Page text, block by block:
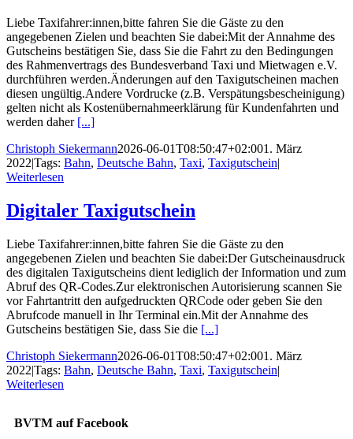
Liebe Taxifahrer:innen,bitte fahren Sie die Gäste zu den
angegebenen Zielen und beachten Sie dabei:Mit der Annahme des
Gutscheins bestätigen Sie, dass Sie die Fahrt zu den Bedingungen
des Rahmenvertrags des Bundesverband Taxi und Mietwagen e.V.
durchführen werden.Änderungen auf den Taxigutscheinen machen
diesen ungültig.Andere Vordrucke (z.B. Verspätungsbescheinigung)
gelten nicht als Kostenübernahmeerklärung für Kundenfahrten und
werden daher [...]
Christoph Siekermann2026-06-01T08:50:47+02:001. März
2022|Tags: Bahn, Deutsche Bahn, Taxi, Taxigutschein|
Weiterlesen
Digitaler Taxigutschein
Liebe Taxifahrer:innen,bitte fahren Sie die Gäste zu den
angegebenen Zielen und beachten Sie dabei:Der Gutscheinausdruck
des digitalen Taxigutscheins dient lediglich der Information und zum
Abruf des QR-Codes.Zur elektronischen Autorisierung scannen Sie
vor Fahrtantritt den aufgedruckten QRCode oder geben Sie den
Abrufcode manuell in Ihr Terminal ein.Mit der Annahme des
Gutscheins bestätigen Sie, dass Sie die [...]
Christoph Siekermann2026-06-01T08:50:47+02:001. März
2022|Tags: Bahn, Deutsche Bahn, Taxi, Taxigutschein|
Weiterlesen
BVTM auf Facebook